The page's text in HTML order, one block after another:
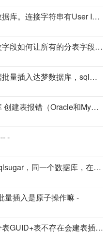
[SqlSugar] 操作达梦数据库。连接字符串有User Id和DataBase，究竟连接是哪个数据库？ -
[SqlSugar] 分表后修改字段如何让所有的分表字段都进行修改。 -
[SqlSugar] 一百条数据批量插入达梦数据库，sql显示使用的insert..select.. UNION ALL.. ，报嵌套太深 -
[SqlSugar] 达梦数据库 创建表报错（Oracle和MySQL正常） -
-
[SqlSugar] 最新版本sqlsugar，同一个数据库，在不通环境下，会执行不通sql语句 -
量插入是原子操作嘛 -
[SqlSugar] 分别使用分表GUID+表不存在会建表插入和大数据写入+表不存在会建表，普通分表插入引起嵌套层次太深 -